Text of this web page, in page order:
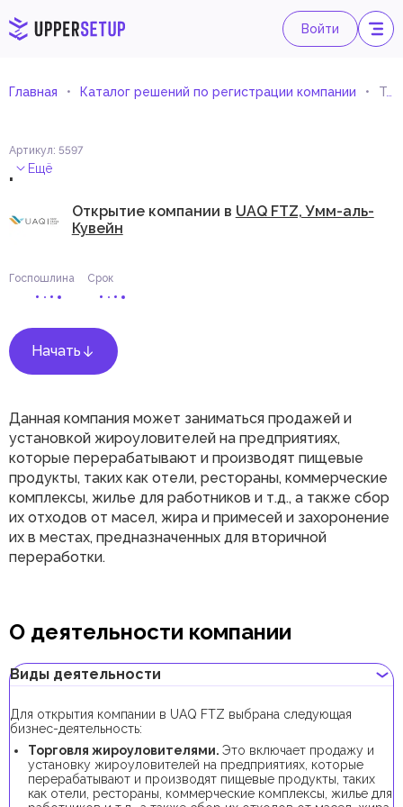
Войти
Главная Каталог решений по регистрации компании Торговля жироуловителями
Артикул: 5597
. Ещё
Открытие компании в UAQ FTZ, Умм-аль-
Кувейн
Госпошлина Срок
Начать
Данная компания может заниматься продажей и
установкой жироуловителей на предприятиях,
которые перерабатывают и производят пищевые
продукты, таких как отели, рестораны, коммерческие
комплексы, жилье для работников и т.д., а также сбор
их отходов от масел, жира и примесей и захоронение
их в местах, предназначенных для вторичной
переработки.
О деятельности компании
Виды деятельности
Для открытия компании в UAQ FTZ выбрана следующая
бизнес-деятельность:
Торговля жироуловителями. Это включает продажу и
установку жироуловителей на предприятиях, которые
перерабатывают и производят пищевые продукты, таких
как отели, рестораны, коммерческие комплексы, жилье для